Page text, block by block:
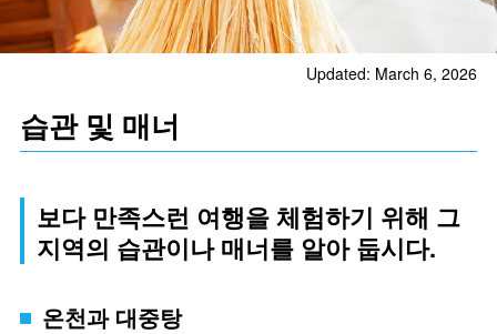
Updated: March 6, 2026
습관 및 매너
보다 만족스런 여행을 체험하기 위해 그
지역의 습관이나 매너를 알아 둡시다.
온천과 대중탕